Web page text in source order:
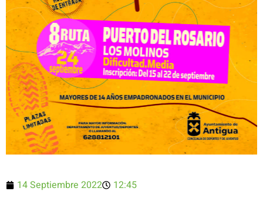
14 Septiembre 2022 12:45